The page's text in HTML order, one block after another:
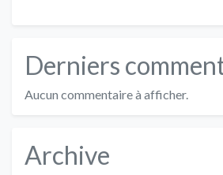
Derniers
Aucun commentaire à afficher.
Archive